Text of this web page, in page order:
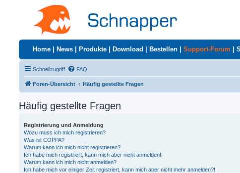
Home News Produkte Download Bestellen Support-Forum
Schnellzugriff FAQ
Foren-Übersicht Häufig gestellte Fragen
Häufig gestellte Fragen
Registrierung und Anmeldung
Wozu muss ich mich registrieren?
Was ist COPPA?
Warum kann ich mich nicht registrieren?
Ich habe mich registriert, kann mich aber nicht anmelden!
Warum kann ich mich nicht anmelden?
Ich habe mich vor einiger Zeit registriert, kann mich aber nicht mehr anmelden?!